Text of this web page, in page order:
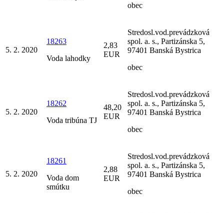
obec
5. 2. 2020
18263
Voda lahodky
2,83
EUR
Stredosl.vod.prevádzková
spol. a. s., Partizánska 5,
97401 Banská Bystrica
obec
5. 2. 2020
18262
Voda tribúna TJ
48,20
EUR
Stredosl.vod.prevádzková
spol. a. s., Partizánska 5,
97401 Banská Bystrica
obec
5. 2. 2020
18261
Voda dom
smútku
2,88
EUR
Stredosl.vod.prevádzková
spol. a. s., Partizánska 5,
97401 Banská Bystrica
obec